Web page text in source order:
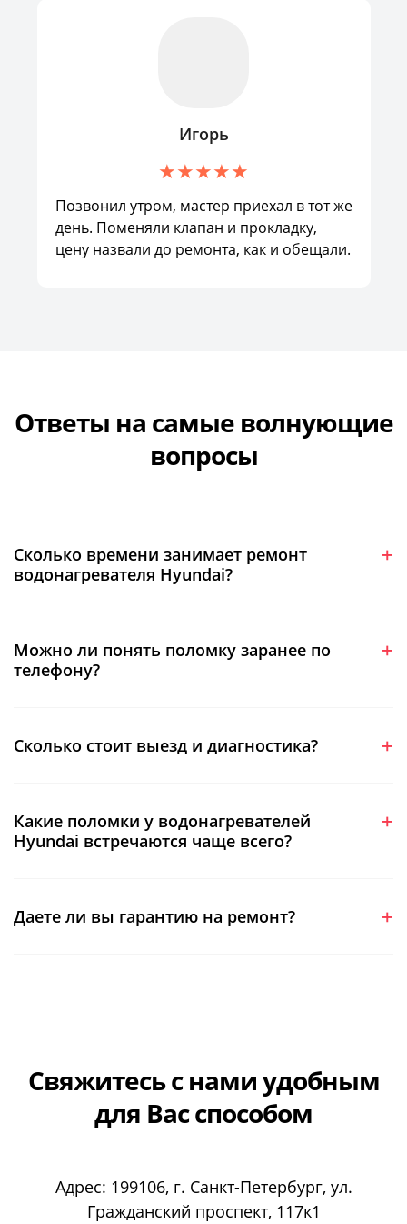
Игорь
Позвонил утром, мастер приехал в тот же
день. Поменяли клапан и прокладку,
цену назвали до ремонта, как и обещали.
Ответы на самые волнующие
вопросы
Сколько времени занимает ремонт
водонагревателя Hyundai?
Можно ли понять поломку заранее по
телефону?
Сколько стоит выезд и диагностика?
Какие поломки у водонагревателей
Hyundai встречаются чаще всего?
Даете ли вы гарантию на ремонт?
Свяжитесь с намиудобным
для Вас способом
Адрес: 199106, г. Санкт-Петербург, ул.
Гражданский проспект, 117к1